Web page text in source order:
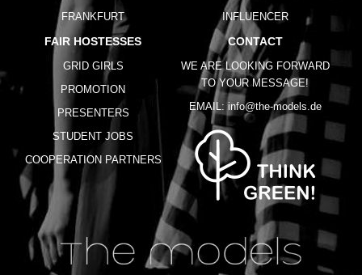
FRANKFURT
INFLUENCER
FAIR HOSTESSES
GRID GIRLS
PROMOTION
PRESENTERS
STUDENT JOBS
COOPERATION PARTNERS
CONTACT
WE ARE LOOKING FORWARD
TO YOUR MESSAGE!
EMAIL: info@the-models.de